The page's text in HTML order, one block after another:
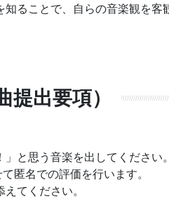
ることで、自らの音楽観を客
出要項）
と思う音楽を出してください。
匿名での評価を行います。
てください。